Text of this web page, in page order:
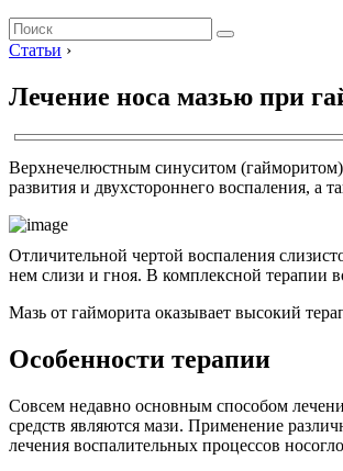
Статьи ›
Лечение носа мазью при
Верхнечелюстным синуситом (гайморитом)
развития и двухстороннего воспаления, а
Отличительной чертой воспаления
нем слизи и гноя. В комплексной терапии
Мазь от гайморита оказывает высокий
Особенности терапии
Совсем недавно основным способом
средств являются мази. Применение
лечения воспалительных процессов